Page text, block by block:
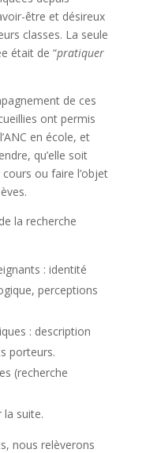
être et désireux
classes. La seule
était de “pratiquer
de ces
ont permis
en école, et
qu’elle soit
ou faire l’objet
la recherche
: identité
perceptions
: description
porteurs.
(recherche
la suite.
nous relèverons